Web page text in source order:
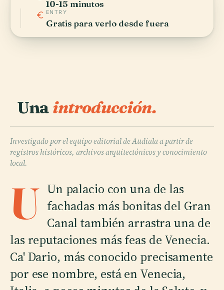
10-15 minutos
ENTRY
Gratis para verlo desde fuera
Unaintroducción.
Investigado por el equipo editorial de Audiala a partir de
registros históricos, archivos arquitectónicos y conocimiento
local.
U Un palacio con una de las
fachadas más bonitas del Gran
Canal también arrastra una de
las reputaciones más feas de Venecia.
Ca' Dario, más conocido precisamente
por ese nombre, está en Venecia,